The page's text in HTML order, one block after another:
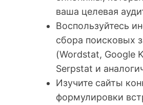
ваша целевая
Воспользуйтесь
сбора поисковых
(Wordstat, Google
Serpstat и
Изучите сайты
формулировки